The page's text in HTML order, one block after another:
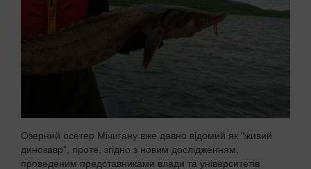
Озерний осетер Мічигану вже давно відомий як "живий
динозавр", проте, згідно з новим дослідженням,
проведеним представниками влади та університетів